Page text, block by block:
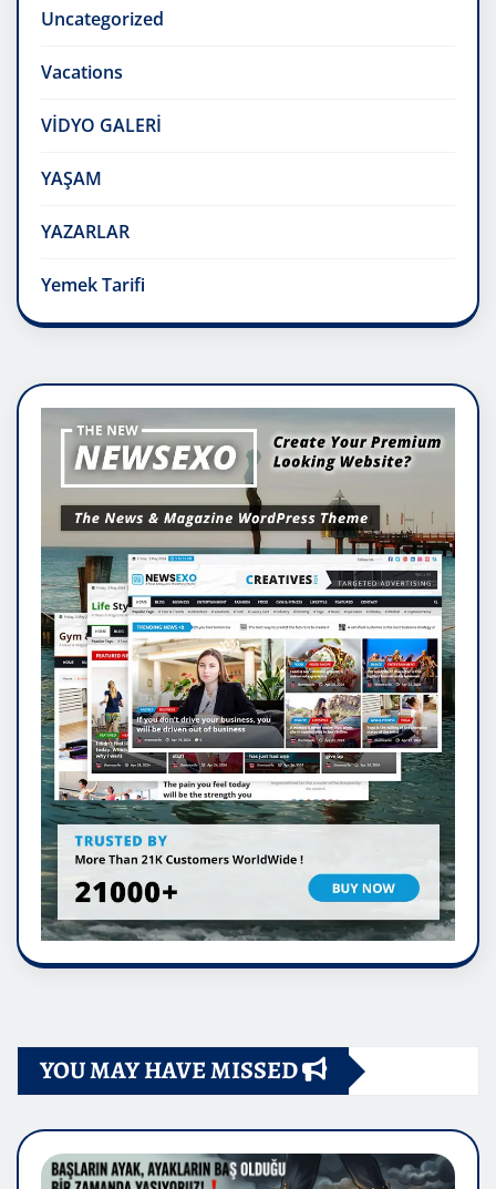
Uncategorized
Vacations
VİDYO GALERİ
YAŞAM
YAZARLAR
Yemek Tarifi
YOU MAY HAVE MISSED